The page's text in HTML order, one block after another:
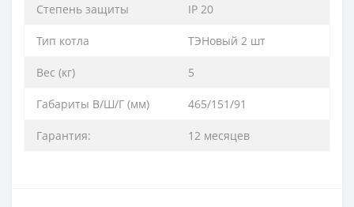
Степень защиты IP 20
Тип котла ТЭНовый 2 шт
Вес (кг) 5
Габариты В/Ш/Г (мм) 465/151/91
Гарантия: 12 месяцев